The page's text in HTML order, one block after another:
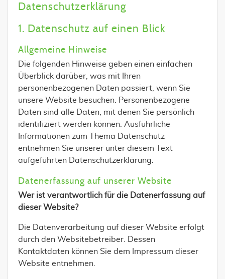
Datenschutzerklärung
1. Datenschutz auf einen Blick
Allgemeine Hinweise
Die folgenden Hinweise geben einen einfachen
Überblick darüber, was mit Ihren
personenbezogenen Daten passiert, wenn Sie
unsere Website besuchen. Personenbezogene
Daten sind alle Daten, mit denen Sie persönlich
identifiziert werden können. Ausführliche
Informationen zum Thema Datenschutz
entnehmen Sie unserer unter diesem Text
aufgeführten Datenschutzerklärung.
Datenerfassung auf unserer Website
Wer ist verantwortlich für die Datenerfassung auf
dieser Website?
Die Datenverarbeitung auf dieser Website erfolgt
durch den Websitebetreiber. Dessen
Kontaktdaten können Sie dem Impressum dieser
Website entnehmen.